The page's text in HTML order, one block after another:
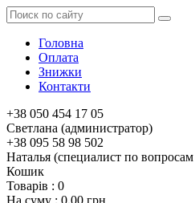
Головна
Оплата
Знижки
Контакти
+38 050 454 17 05
Светлана (администратор)
+38 095 58 98 502
Наталья (специалист по
Кошик
Товарів : 0
На суму : 0,00 грн